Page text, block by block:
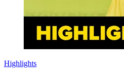
Highlights